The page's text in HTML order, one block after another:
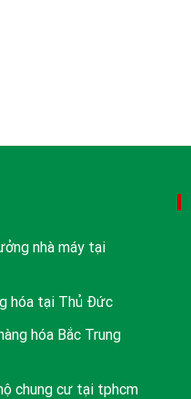
nhà máy tại
hóa tại Thủ Đức
hóa Bắc Trung
chung cư tại tphcm